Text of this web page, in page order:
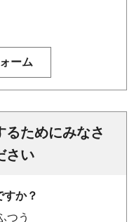
るためにみなさ
さい
すか？
つう